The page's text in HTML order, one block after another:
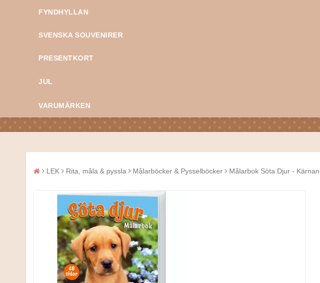
FYNDHYLLAN
SVENSKA SOUVENIRER
PRESENTKORT
JUL
VARUMÄRKEN
LEK Rita, måla & pyssla Målarböcker & Pysselböcker Målarbok Söta Djur - Kärnan